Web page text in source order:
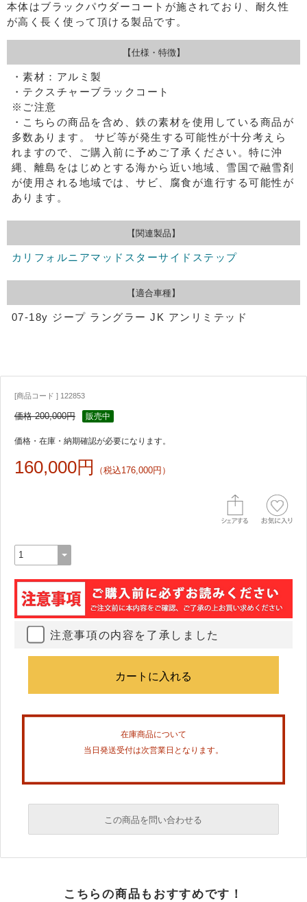
本体はブラックパウダーコートが施されており、耐久性
が高く長く使って頂ける製品です。
【仕様・特徴】
・素材：アルミ製
・テクスチャーブラックコート
※ご注意
・こちらの商品を含め、鉄の素材を使用している商品が
多数あります。
サビ等が発生する可能性が十分考えら
れますので、ご購入前に予めご了承ください。特に沖
縄、離島をはじめとする海から近い地域、雪国で融雪剤
が使用される地域では、サビ、腐食が進行する可能性が
あります。
【関連製品】
カリフォルニアマッドスターサイドステップ
【適合車種】
07-18y ジープ ラングラー JK アンリミテッド
[商品コード ] 122853
価格 200,000円 販売中
価格・在庫・納期確認が必要になります。
160,000円 （税込176,000円）
注意事項の内容を了承しました
在庫商品について
当日発送受付は次営業日となります。
この商品を問い合わせる
必須
こちらの商品もおすすめです！